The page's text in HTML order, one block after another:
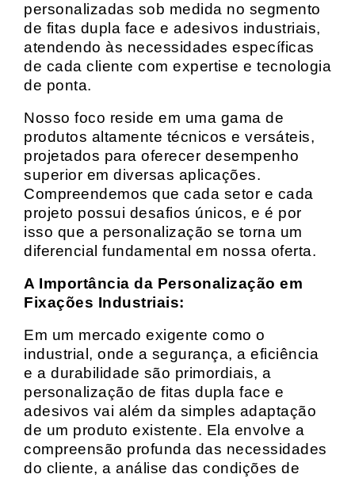
personalizadas sob medida no segmento
de fitas dupla face e adesivos industriais,
atendendo às necessidades específicas
de cada cliente com expertise e tecnologia
de ponta.
Nosso foco reside em uma gama de
produtos altamente técnicos e versáteis,
projetados para oferecer desempenho
superior em diversas aplicações.
Compreendemos que cada setor e cada
projeto possui desafios únicos, e é por
isso que a personalização se torna um
diferencial fundamental em nossa oferta.
A Importância da Personalização em
Fixações Industriais:
Em um mercado exigente como o
industrial, onde a segurança, a eficiência
e a durabilidade são primordiais, a
personalização de fitas dupla face e
adesivos vai além da simples adaptação
de um produto existente. Ela envolve a
compreensão profunda das necessidades
do cliente, a análise das condições de